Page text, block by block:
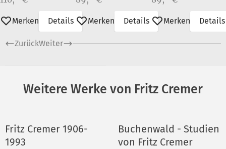
Merken Details Merken Details Merken Details
ZurückWeiter
Weitere Werke von Fritz Cremer
Fritz Cremer 1906-
1993
Buchenwald - Studien
von Fritz Cremer